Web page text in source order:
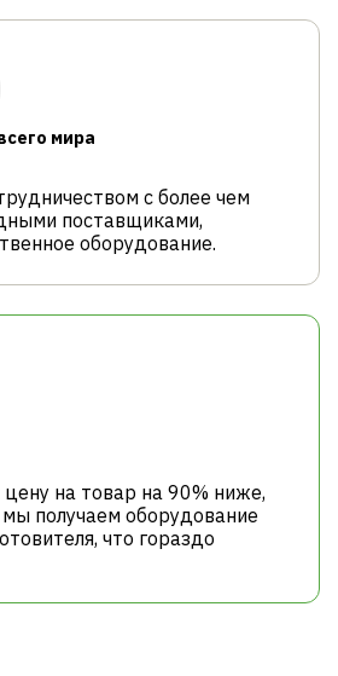
мира
с более чем
поставщиками,
оборудование.
на товар на 90% ниже,
мы получаем оборудование
что гораздо